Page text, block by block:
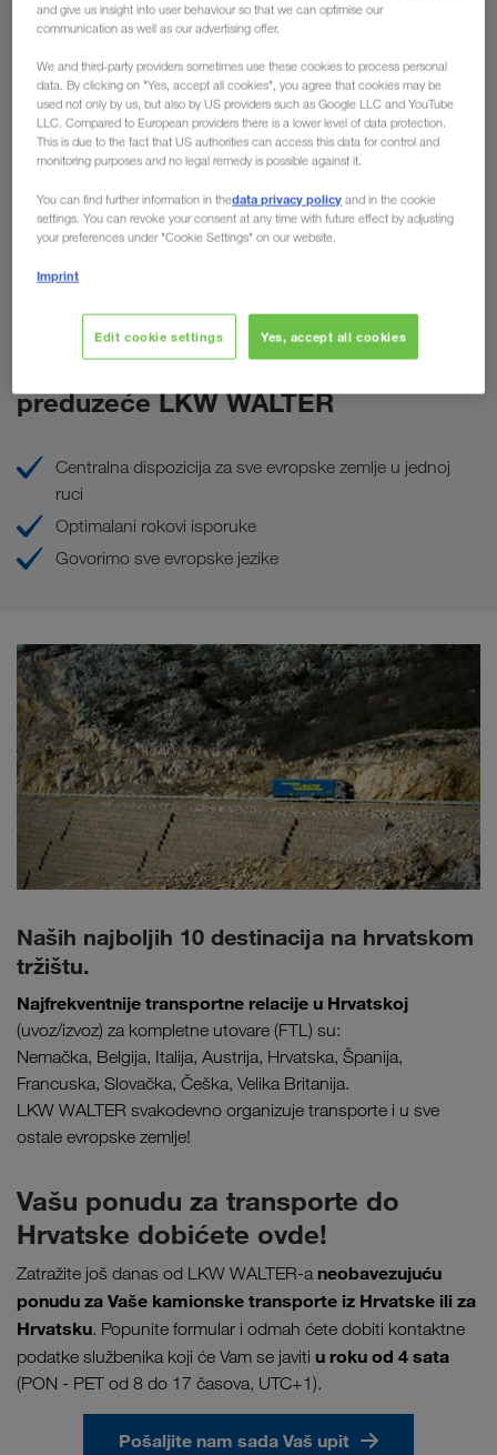
Srbija
Za
Prednosti koje Vam pruža
preduzeće LKW WALTER
Centralna dispozicija za sve evropske zemlje u jednoj
ruci
Optimalani rokovi isporuke
Govorimo sve evropske jezike
Naših najboljih 10 destinacija na hrvatskom
tržištu.
Najfrekventnije transportne relacije u Hrvatskoj
(uvoz/izvoz) za kompletne utovare (FTL) su:
Nemačka, Belgija, Italija, Austrija, Hrvatska, Španija,
Francuska, Slovačka, Češka, Velika Britanija.
LKW WALTER svakodevno organizuje transporte i u sve
ostale evropske zemlje!
Vašu ponudu za transporte do
Hrvatske dobićete ovde!
Zatražite još danas od LKW WALTER-a neobavezujuću
ponudu za Vaše kamionske transporte iz Hrvatske ili za
Hrvatsku. Popunite formular i odmah ćete dobiti kontaktne
podatke službenika koji će Vam se javiti u roku od 4 sata
(PON - PET od 8 do 17 časova, UTC+1).
Pošaljite nam sada Vaš upit
and give us insight into user behaviour so that we can optimise our
communication as well as our advertising offer.
We and third-party providers sometimes use these cookies to process personal
data. By clicking on "Yes, accept all cookies", you agree that cookies may be
used not only by us, but also by US providers such as Google LLC and YouTube
LLC. Compared to European providers there is a lower level of data protection.
This is due to the fact that US authorities can access this data for control and
monitoring purposes and no legal remedy is possible against it.
You can find further information in thedata privacy policy and in the cookie
settings. You can revoke your consent at any time with future effect by adjusting
your preferences under "Cookie Settings" on our website.
Imprint
Edit cookie settings Yes, accept all cookies